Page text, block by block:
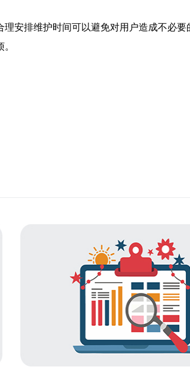
安排维护时间可以避免对用户造成不必